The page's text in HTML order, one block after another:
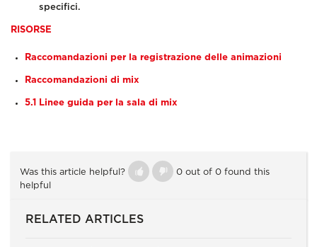
specifici.
RISORSE
Raccomandazioni per la registrazione delle animazioni
Raccomandazioni di mix
5.1 Linee guida per la sala di mix
Was this article helpful?
0 out of 0 found this
helpful
RELATED ARTICLES